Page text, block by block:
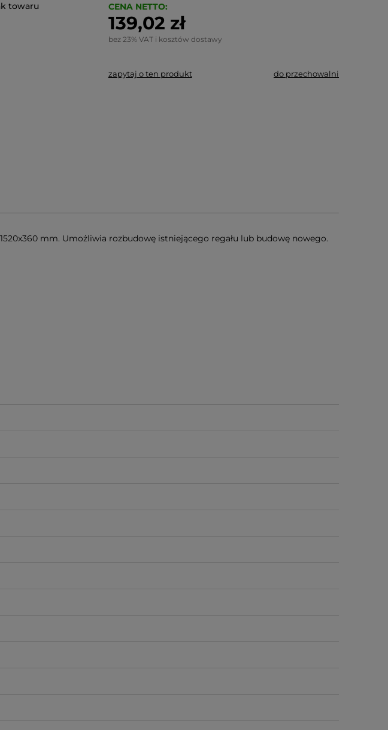
towaru CENA NETTO:
139,02 zł
bez 23% VAT i kosztów dostawy
zapytaj o ten produkt do przechowalni
mm. Umożliwia rozbudowę istniejącego regału lub budowę nowego.